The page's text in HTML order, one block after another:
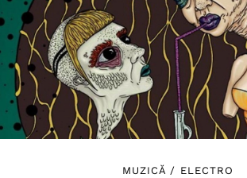
MUZICĂ / ELECTRO